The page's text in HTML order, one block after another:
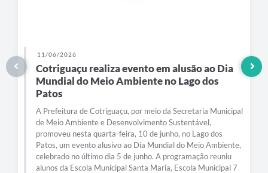
11/06/2026
Cotriguaçu realiza evento em alusão ao Dia
Mundial do Meio Ambiente no Lago dos
Patos
A Prefeitura de Cotriguaçu, por meio da Secretaria Municipal
de Meio Ambiente e Desenvolvimento Sustentável,
promoveu nesta quarta-feira, 10 de junho, no Lago dos
Patos, um evento alusivo ao Dia Mundial do Meio Ambiente,
celebrado no último dia 5 de junho. A programação reuniu
alunos da Escola Municipal Santa Maria, Escola Municipal 7